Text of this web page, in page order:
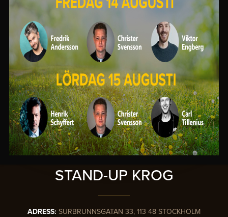
SVERIGESMEST KÄNDA
STAND-UP KROG
ADRESS: SURBRUNNSGATAN 33, 113 48 STOCKHOLM